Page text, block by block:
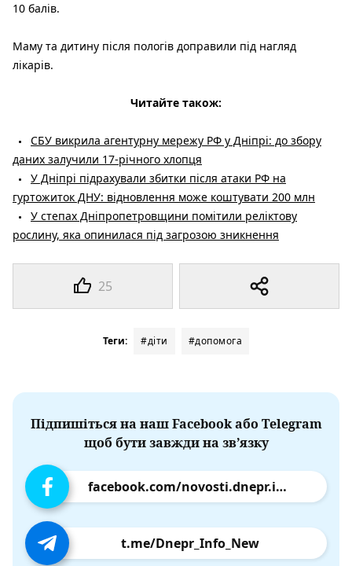
25
10 балів.
Маму та дитину після пологів доправили під нагляд
лікарів.
Читайте також:
СБУ викрила агентурну мережу РФ у Дніпрі: до збору
даних залучили 17-річного хлопця
У Дніпрі підрахували збитки після атаки РФ на
гуртожиток ДНУ: відновлення може коштувати 200 млн
У степах Дніпропетровщини помітили реліктову
рослину, яка опинилася під загрозою зникнення
Теги: #діти #допомога
Підпишіться на наш Facebook або Telegram
щоб бути завжди на зв’язку
facebook.com/novosti.dnepr.info
t.me/Dnepr_Info_New